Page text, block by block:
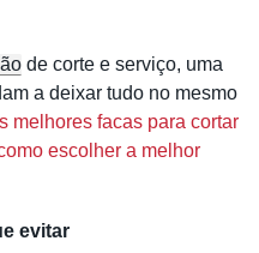
de corte e serviço, uma
a deixar tudo no mesmo
melhores facas para cortar
escolher a melhor
evitar